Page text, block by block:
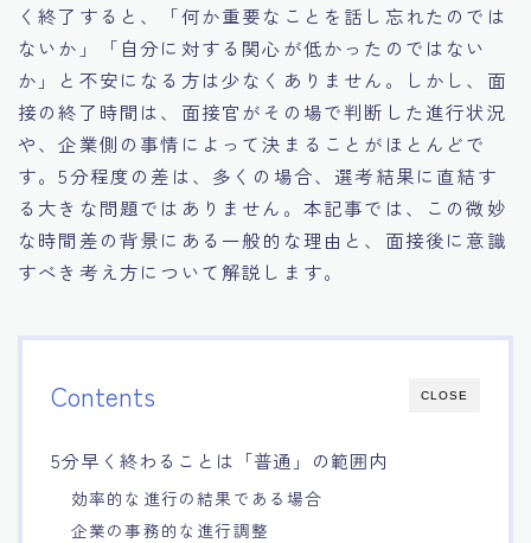
14.キャリアアップのための面接戦略
15.職場適応力をアピールする方法
16.エージェントと良好な関係を築く方法
17.面接でブランクを効果的に伝える方法
18.転職後の職場に適応するためのヒント
く終了すると、「何か重要なことを話し忘れたのでは
ないか」「自分に対する関心が低かったのではない
か」と不安になる方は少なくありません。しかし、面
接の終了時間は、面接官がその場で判断した進行状況
や、企業側の事情によって決まることがほとんどで
す。5分程度の差は、多くの場合、選考結果に直結す
る大きな問題ではありません。本記事では、この微妙
な時間差の背景にある一般的な理由と、面接後に意識
すべき考え方について解説します。
CLOSE
Contents
5分早く終わることは「普通」の範囲内
効率的な進行の結果である場合
企業の事務的な進行調整